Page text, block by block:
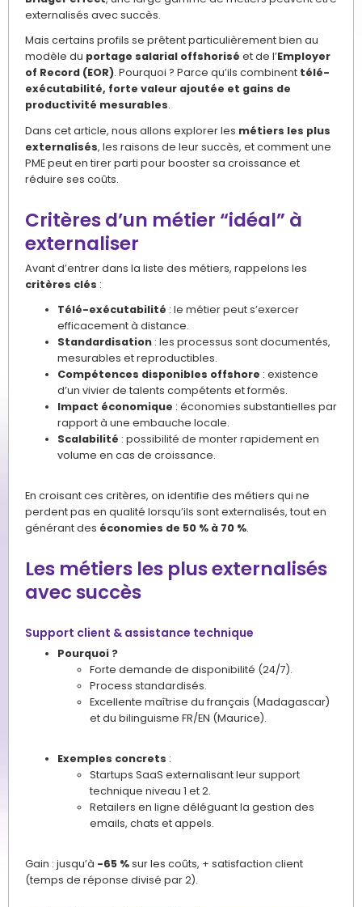
externalisés avec succès.
Mais certains profils se prêtent particulièrement bien au
modèle du portage salarial offshorisé et de l’Employer
of Record (EOR). Pourquoi ? Parce qu’ils combinent télé-
exécutabilité, forte valeur ajoutée et gains de
productivité mesurables.
Dans cet article, nous allons explorer les métiers les plus
externalisés, les raisons de leur succès, et comment une
PME peut en tirer parti pour booster sa croissance et
réduire ses coûts.
Critères d’un métier “idéal” à
externaliser
Avant d’entrer dans la liste des métiers, rappelons les
critères clés :
Télé-exécutabilité : le métier peut s’exercer
efficacement à distance.
Standardisation : les processus sont documentés,
mesurables et reproductibles.
Compétences disponibles offshore : existence
d’un vivier de talents compétents et formés.
Impact économique : économies substantielles par
rapport à une embauche locale.
Scalabilité : possibilité de monter rapidement en
volume en cas de croissance.
En croisant ces critères, on identifie des métiers qui ne
perdent pas en qualité lorsqu’ils sont externalisés, tout en
générant des économies de 50 % à 70 %.
Les métiers les plus externalisés
avec succès
Support client & assistance technique
Pourquoi ?
Forte demande de disponibilité (24/7).
Process standardisés.
Excellente maîtrise du français (Madagascar)
et du bilinguisme FR/EN (Maurice).
Exemples concrets :
Startups SaaS externalisant leur support
technique niveau 1 et 2.
Retailers en ligne déléguant la gestion des
emails, chats et appels.
Gain : jusqu’à -65 %sur les coûts, + satisfaction client
(temps de réponse divisé par 2).